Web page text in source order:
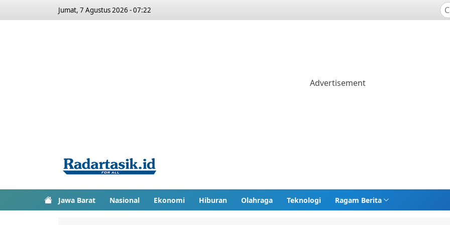
Jumat, 7 Agustus 2026 - 07:22
Jawa Barat Nasional Ekonomi Hiburan Olahraga Teknologi Ragam Berita